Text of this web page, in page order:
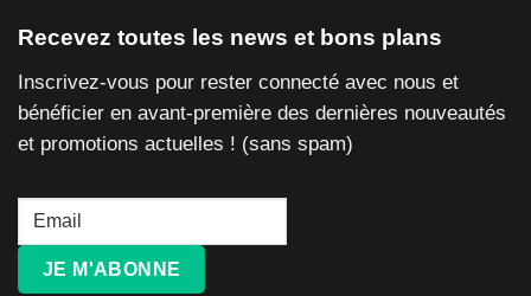
Recevez toutes les news et bons plans
Inscrivez-vous pour rester connecté avec nous et
bénéficier en avant-première des dernières nouveautés
et promotions actuelles ! (sans spam)
JE M'ABONNE